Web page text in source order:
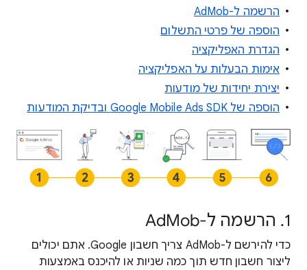
הרשמה ל-AdMob
הוספה של פרטי התשלום
הגדרת האפליקציה
אימות הבעלות על האפליקציה
יצירת יחידות של מודעות
הוספה של Google Mobile Ads SDK ובדיקת המודעות
1. הרשמה ל-AdMob
כדי להירשם ל-AdMob צריך חשבון Google. אתם יכולים
ליצור חשבון חדש תוך כמה שניות או להיכנס באמצעות